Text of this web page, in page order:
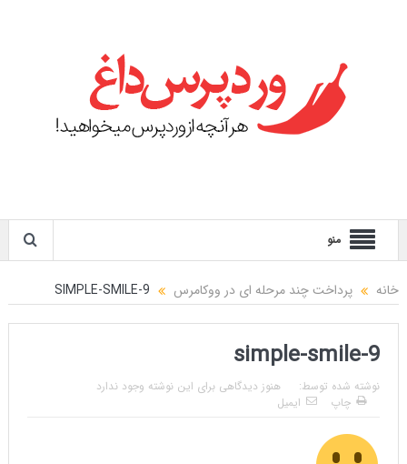
منو
خانه پرداخت چند مرحله ای در ووکامرس SIMPLE-SMILE-9
simple-smile-9
نوشته شده توسط:
هنوز دیدگاهی برای این نوشته وجود ندارد
چاپ
ایمیل